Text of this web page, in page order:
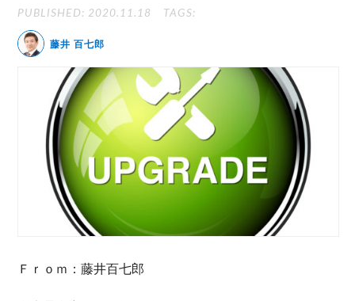
体験セミナーの詳細・申込
PUBLISHED: 2020.11.18 TAGS:
藤井 百七郎
Ｆｒｏｍ：藤井百七郎